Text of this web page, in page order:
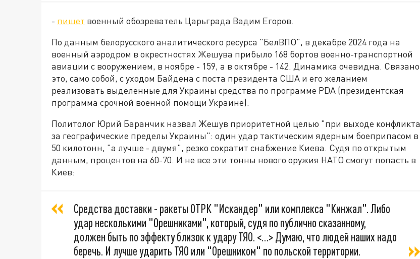
- пишет военный обозреватель Царьграда Вадим Егоров.
По данным белорусского аналитического ресурса "БелВПО", в декабре 2024 года на
военный аэродром в окрестностях Жешува прибыло 168 бортов военно-транспортной
авиации с вооружением, в ноябре - 159, а в октябре - 142. Динамика очевидна. Связано
это, само собой, с уходом Байдена с поста президента США и его желанием
реализовать выделенные для Украины средства по программе PDA (президентская
программа срочной военной помощи Украине).
Политолог Юрий Баранчик назвал Жешув приоритетной целью "при выходе конфликта
за географические пределы Украины": один удар тактическим ядерным боеприпасом в
50 килотонн, "а лучше - двумя", резко сократит снабжение Киева. Судя по открытым
данным, процентов на 60-70. И не все эти тонны нового оружия НАТО смогут попасть в
Киев:
Средства доставки - ракеты ОТРК "Искандер" или комплекса "Кинжал". Либо
удар несколькими "Орешниками", который, судя по публично сказанному,
должен быть по эффекту близок к удару ТЯО. <…> Думаю, что людей наших надо
беречь. И лучше ударить ТЯО или "Орешником" по польской территории.